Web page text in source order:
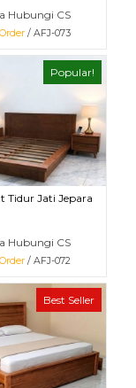
Hubungi CS
/ AFJ-073
Popular!
Tidur Jati Jepara
Hubungi CS
/ AFJ-072
Best Seller